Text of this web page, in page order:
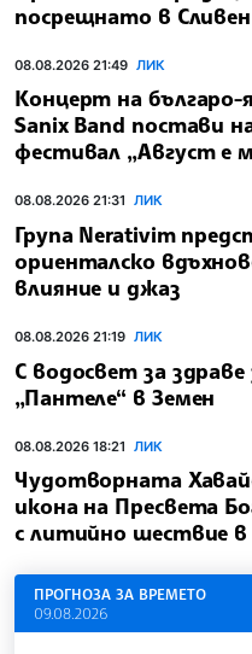
посрещнато в Сливен
08.08.2026 21:49 ЛИК
Концерт на
Sanix Band постави
фестивал „Август е
08.08.2026 21:31 ЛИК
Група Nerativim
ориенталско
влияние и джаз
08.08.2026 21:19 ЛИК
С водосвет за
„Пантеле“ в Земен
08.08.2026 18:21 ЛИК
Чудотворната
икона на Пресвета
с литийно шествие в
ПРОГНОЗА ЗА ВРЕМЕТО
09.08.2026